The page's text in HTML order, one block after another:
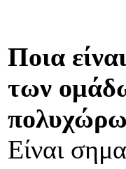
Ποια
των
Είναι